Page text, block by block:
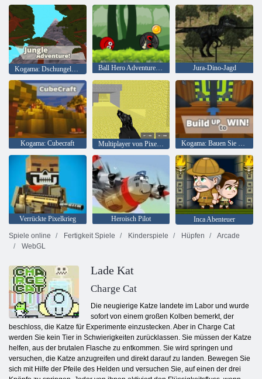
Ball Hero Adventure: Roter Schlagball Jura-Dino-Jagd
Kogama: Cubecraft Multiplayer von Pixel Combat Kogama: Bauen Sie auf, um zu gewinnen
Verrückte Pixelkrieg Heroisch Pilot
Inca Abenteuer
Spiele online
Fertigkeit Spiele Kinderspiele Hüpfen
Arcade
WebGL
Lade Kat
Charge Cat
Die neugierige Katze landete im Labor und wurde
sofort von einem großen Kolben bemerkt, der
beschloss, die Katze für Experimente einzustecken. Aber in Charge Cat
werden Sie kein Tier in Schwierigkeiten zurücklassen. Sie müssen der Katze
helfen, aus der brutalen Flasche zu entkommen. Sie wird springen und
versuchen, die Katze anzugreifen und direkt darauf zu landen. Bewegen Sie
sich mit Hilfe der Pfeile des Helden und versuchen Sie, auf einen der drei